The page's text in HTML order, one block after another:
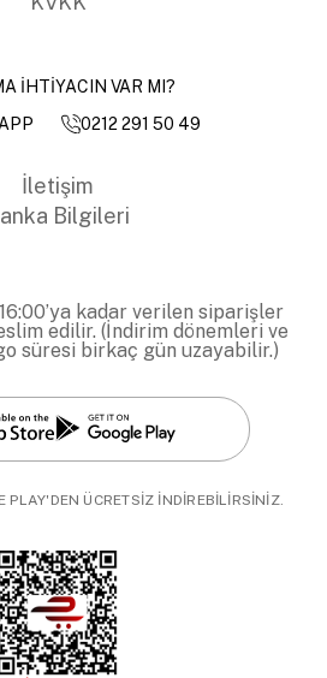
İHTİYACIN VAR MI?
0212 291 50 49
İletişim
Bilgileri
kadar verilen siparişler
edilir. (İndirim dönemleri ve
süresi birkaç gün uzayabilir.)
PLAY'DEN ÜCRETSİZ İNDİREBİLİRSİNİZ.